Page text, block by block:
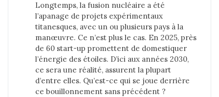
Longtemps, la fusion nucléaire a été
l’apanage de projets expérimentaux
titanesques, avec un ou plusieurs pays à la
manœuvre. Ce n’est plus le cas. En 2025, près
de 60 start-up promettent de domestiquer
l’énergie des étoiles. D’ici aux années 2030,
ce sera une réalité, assurent la plupart
d’entre elles. Qu’est-ce qui se joue derrière
ce bouillonnement sans précédent ?